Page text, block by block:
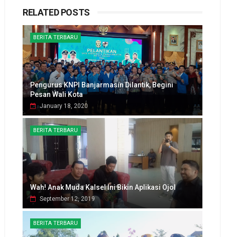
RELATED POSTS
BERITA TERBARU
Pengurus KNPI Banjarmasin Dilantik, Begini
Pesan Wali Kota
January 18, 2020
BERITA TERBARU
Wah! Anak Muda Kalsel Ini Bikin Aplikasi Ojol
September 12, 2019
BERITA TERBARU